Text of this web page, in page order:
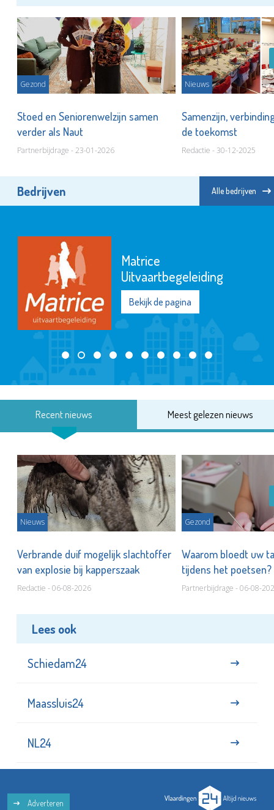
Gezond
Stoed en Seniorenwelzijn samen
verder als Naut
Partnerbijdrage - 23-01-2026
Nieuws
Samenzijn,
de toekomst
Redactie - 30-12-2025
Bedrijven Alle bedrijven
Matrice
Uitvaartbegeleiding
Bekijk de pagina
Recent nieuws Meest gelezen nieuws
Nieuws
Verbrande duif mogelijk slachtoffer
van explosie bij kapperszaak
Redactie - 06-08-2026
Gezond
Waarom bloedt uw
tijdens het poetsen?
Partnerbijdrage - 06-08-
Lees ook
Schiedam24
Maassluis24
NL24
Adverteren